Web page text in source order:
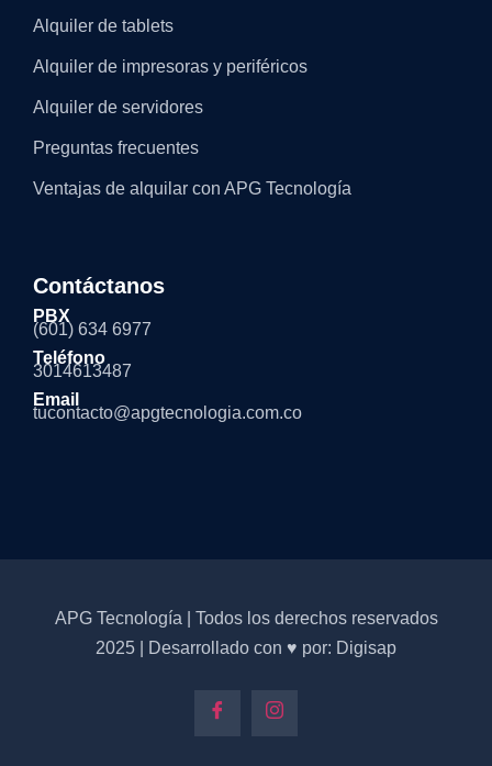
Alquiler de tablets
Alquiler de impresoras y periféricos
Alquiler de servidores
Preguntas frecuentes
Ventajas de alquilar con APG Tecnología
Contáctanos
PBX
(601) 634 6977
Teléfono
3014613487
Email
tucontacto@apgtecnologia.com.co
APG Tecnología | Todos los derechos reservados
2025 | Desarrollado con ♥ por: Digisap